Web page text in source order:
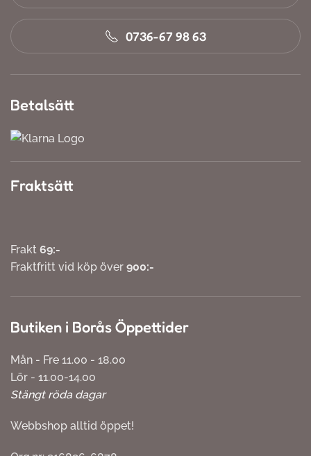
0736-67 98 63
Betalsätt
Fraktsätt
Frakt 69:-
Fraktfritt vid köp över 900:-
Butiken i Borås Öppettider
Mån - Fre 11.00 - 18.00
Lör - 11.00-14.00
Stängt röda dagar
Webbshop alltid öppet!